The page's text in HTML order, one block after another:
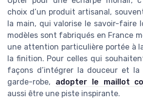
choix d’un produit artisanal,
la main, qui valorise le savoir-faire
modèles sont fabriqués en France
une attention particulière portée à
la finition. Pour celles qui
façons d’intégrer la douceur et
garde-robe, adopter le maillot
aussi être une piste inspirante.